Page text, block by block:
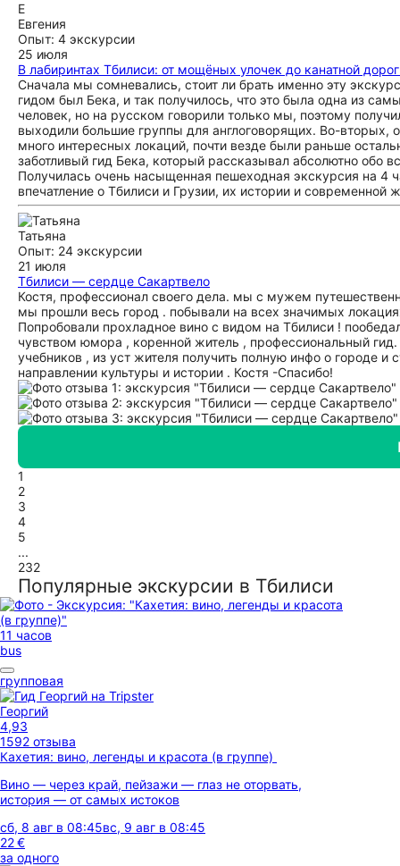
Е
Евгения
Опыт: 4 экскурсии
25 июля
В лабиринтах Тбилиси: от мощёных улочек до канатной
Сначала мы сомневались, стоит ли брать именно эту
гидом был Бека, и так получилось, что это была одна из
человек, но на русском говорили только мы, поэтому
выходили большие группы для англоговорящих. Во-вторых,
много интересных локаций, почти везде были раньше
заботливый гид Бека, который рассказывал абсолютно обо
Получилась очень насыщенная пешеходная экскурсия на 4
впечатление о Тбилиси и Грузии, их истории и
Татьяна
Опыт: 24 экскурсии
21 июля
Тбилиси — сердце Сакартвело
Костя, профессионал своего дела. мы с мужем
мы прошли весь город . побывали на всех значимых
Попробовали прохладное вино с видом на Тбилиси !
чувством юмора , коренной житель , профессиональный
учебников , из уст жителя получить полную инфо о городе
направлении культуры и истории . Костя -Спасибо!
1
2
3
4
5
...
232
Популярные экскурсии в Тбилиси
11 часов
bus
групповая
Георгий
4,93
1592 отзыва
Кахетия: вино, легенды и красота (в группе)
Вино — через край, пейзажи — глаз не оторвать,
история — от самых истоков
сб, 8 авг в 08:45вс, 9 авг в 08:45
22 €
за одного